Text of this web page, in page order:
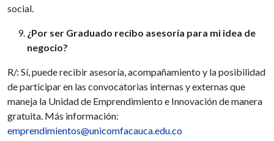
social.
¿Por ser Graduado recibo asesoría para mi idea de
negocio?
R/: Sí, puede recibir asesoría, acompañamiento y la posibilidad
de participar en las convocatorias internas y externas que
maneja la Unidad de Emprendimiento e Innovación de manera
gratuita. Más información:
emprendimientos@unicomfacauca.edu.co